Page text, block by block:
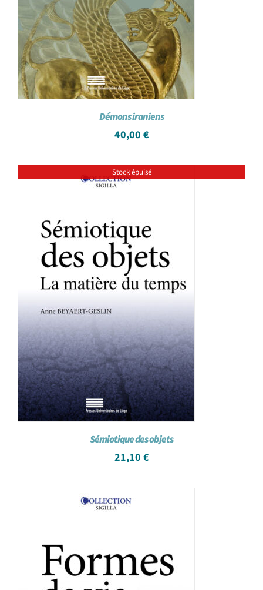
Démons iraniens
40,00 €
Stock épuisé
Sémiotique des objets
21,10 €